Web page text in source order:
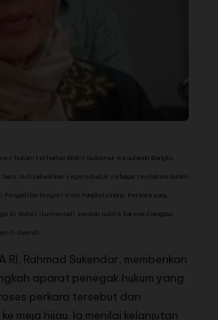
hukum terhadap Wakil Gubernur Kepulauan Bangka
Ia dijadwalkan segera duduk sebagai terdakwa dalam
Pengadilan Negeri Kota Pangkalpinang. Perkara yang
di Babel itu menjadi sorotan publik karena dianggap
di daerah.
RI, Rahmad Sukendar, memberikan
aparat penegak hukum yang
perkara tersebut dan
meja hijau. Ia menilai kelanjutan